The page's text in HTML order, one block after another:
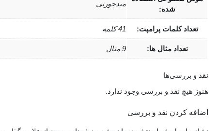
این مدل از طریق وبسایت رسمی و همچنین ربات رسمی
میدجورنی در دیسکورد در دسترس است. علاوه بر این می توانید از
اکانت های اشتراکی و ربات های غیر رسمی که از API میدجورنی
📞 اگر هرگونه سوال و نظری در رابطه با این محصول داشتی، تو
بخش کامنت ها منتظرت هستیم 💬
شده:
میدجورنی
تعداد کلمات پرامپت: 41 کلمه
تعداد مثال ها:
نقد و بررسی‌ها
هنوز هیچ نقد و بررسی وجود ندارد.
اضافه کردن نقد و بررسی